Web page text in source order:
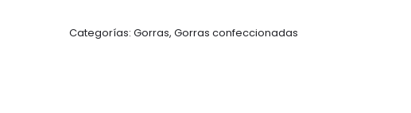
Categorías: Gorras, Gorras confeccionadas